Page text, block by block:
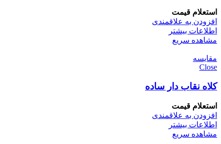
استعلام قیمت
افزودن به علاقمندی
اطلاعات بیشتر
مشاهده سریع
مقایسه
Close
کلاه نقاب دار ساده
استعلام قیمت
افزودن به علاقمندی
اطلاعات بیشتر
مشاهده سریع